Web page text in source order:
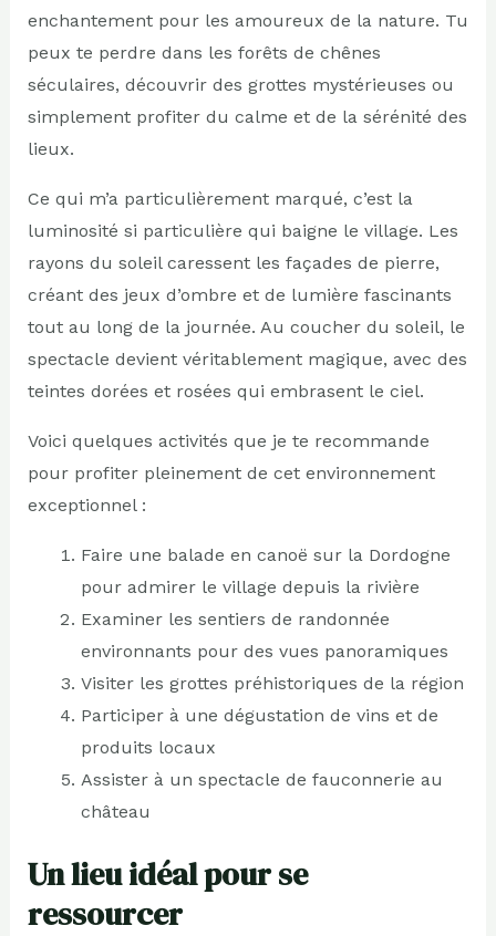
enchantement pour les amoureux de la nature. Tu
peux te perdre dans les forêts de chênes
séculaires, découvrir des grottes mystérieuses ou
simplement profiter du calme et de la sérénité des
lieux.
Ce qui m’a particulièrement marqué, c’est la
luminosité si particulière qui baigne le village. Les
rayons du soleil caressent les façades de pierre,
créant des jeux d’ombre et de lumière fascinants
tout au long de la journée. Au coucher du soleil, le
spectacle devient véritablement magique, avec des
teintes dorées et rosées qui embrasent le ciel.
Voici quelques activités que je te recommande
pour profiter pleinement de cet environnement
exceptionnel :
Faire une balade en canoë sur la Dordogne
pour admirer le village depuis la rivière
Examiner les sentiers de randonnée
environnants pour des vues panoramiques
Visiter les grottes préhistoriques de la région
Participer à une dégustation de vins et de
produits locaux
Assister à un spectacle de fauconnerie au
château
Un lieu idéal pour se
ressourcer